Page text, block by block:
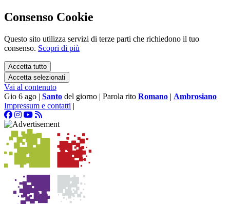
Consenso Cookie
Questo sito utilizza servizi di terze parti che richiedono il tuo
consenso. Scopri di più
Accetta tutto
Accetta selezionati
Vai al contenuto
Gio 6 ago | Santo del giorno | Parola rito Romano | Ambrosiano
Impressum e contatti |